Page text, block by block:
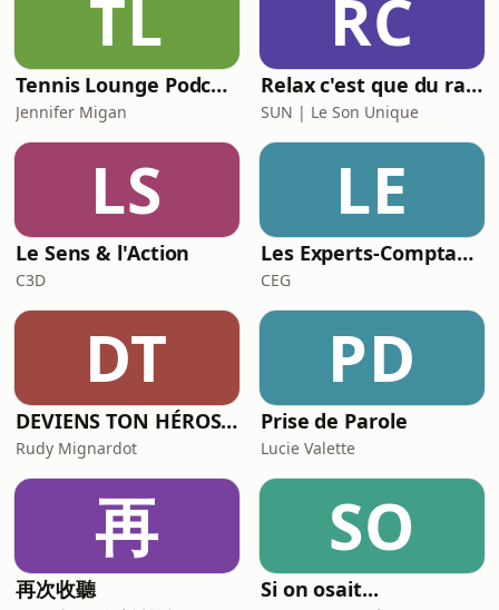
TL
Tennis Lounge Podcast 🇬🇧/🇫🇷: Mental Performance, Insiders Interviews, The Stories that Shape(d) the Game
Jennifer Migan
RC
Relax c'est que du rap invite...
SUN | Le Son Unique
LS
Le Sens & l'Action
C3D
LE
Les Experts-Comptables de demain !
CEG
DT
DEVIENS TON HÉROS | Podcast entrepreneuriat, prise de parole et vidéo
Rudy Mignardot
PD
Prise de Parole
Lucie Valette
再
再次收聽
SO
Si on osait...